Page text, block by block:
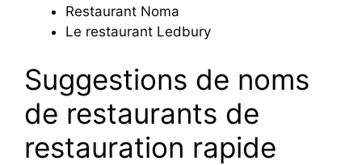
Restaurant Noma
Le restaurant Ledbury
Suggestions de noms
de restaurants de
restauration rapide